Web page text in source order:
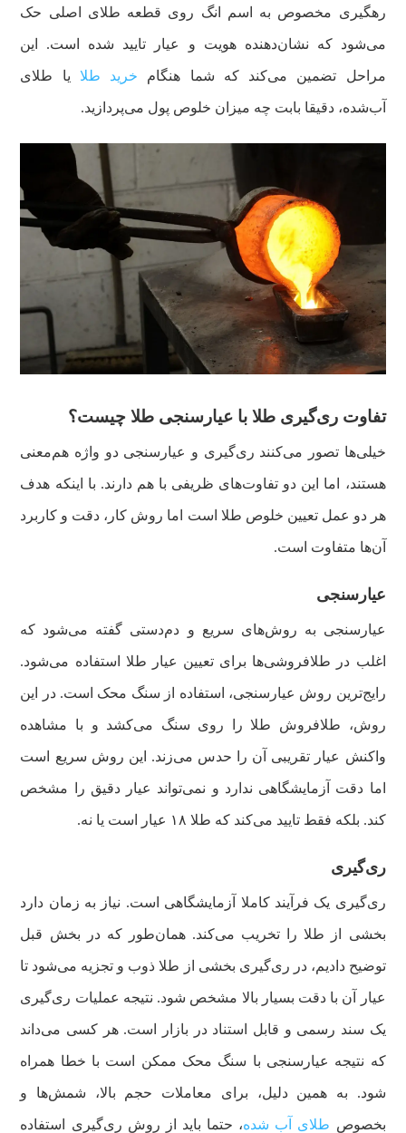
رهگیری مخصوص به اسم انگ روی قطعه طلای اصلی حک
می‌شود که نشان‌دهنده هویت و عیار تایید شده است. این
مراحل تضمین می‌کند که شما هنگام خرید طلا یا طلای
آب‌شده، دقیقا بابت چه میزان خلوص پول می‌پردازید.
تفاوت ری‌گیری طلا با عیارسنجی طلا چیست؟
خیلی‌ها تصور می‌کنند ری‌گیری و عیارسنجی دو واژه هم‌معنی
هستند، اما این دو تفاوت‌های ظریفی با هم دارند. با اینکه هدف
هر دو عمل تعیین خلوص طلا است اما روش کار، دقت و کاربرد
آن‌ها متفاوت است.
عیارسنجی
عیارسنجی به روش‌های سریع و دم‌دستی گفته می‌شود که
اغلب در طلافروشی‌ها برای تعیین عیار طلا استفاده می‌شود.
رایج‌ترین روش عیارسنجی، استفاده از سنگ محک است. در این
روش، طلافروش طلا را روی سنگ می‌کشد و با مشاهده
واکنش عیار تقریبی آن را حدس می‌زند. این روش سریع است
اما دقت آزمایشگاهی ندارد و نمی‌تواند عیار دقیق را مشخص
کند. بلکه فقط تایید می‌کند که طلا ۱۸ عیار است یا نه.
ری‌گیری
ری‌گیری یک فرآیند کاملا آزمایشگاهی است. نیاز به زمان‌ دارد
بخشی از طلا را تخریب می‌کند. همان‌طور که در بخش قبل
توضیح دادیم، در ری‌گیری بخشی از طلا ذوب و تجزیه می‌شود تا
عیار آن با دقت بسیار بالا مشخص شود. نتیجه عملیات ری‌گیری
یک سند رسمی و قابل استناد در بازار است. هر کسی می‌داند
که نتیجه عیارسنجی با سنگ محک ممکن است با خطا همراه
شود. به همین دلیل، برای معاملات حجم بالا، شمش‌ها و
بخصوص طلای آب شده، حتما باید از روش ری‌گیری استفاده